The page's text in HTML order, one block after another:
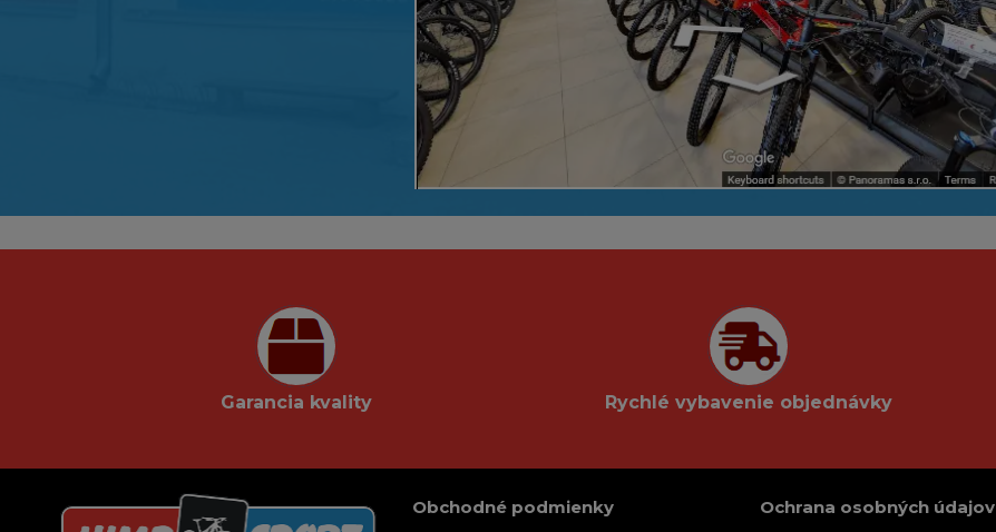
Garancia kvality Rychlé vybavenie objednávky
Obchodné podmienky
Ochrana osobných údajov